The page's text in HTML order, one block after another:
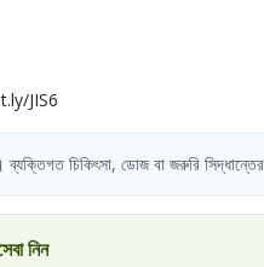
t.ly/JIS6
চিকিৎসা, ডোজ বা জরুরি সিদ্ধান্তের
নিন